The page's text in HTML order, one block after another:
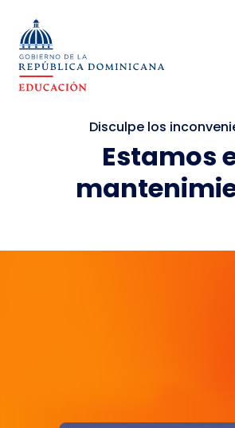
Disculpe los
Estamos